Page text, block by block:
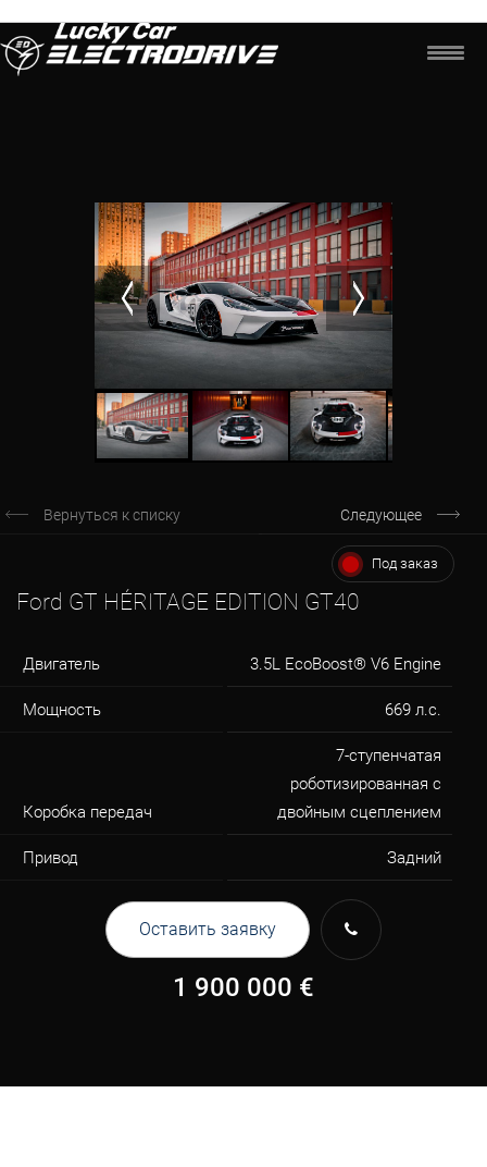
Вернуться к списку Следующее
Ford GT HÉRITAGE EDITION GT40
Под заказ
Двигатель 3.5L EcoBoost® V6 Engine
Мощность 669 л.с.
Коробка передач
7-ступенчатая
роботизированная с
двойным сцеплением
Привод Задний
Оставить заявку
1 900 000 €